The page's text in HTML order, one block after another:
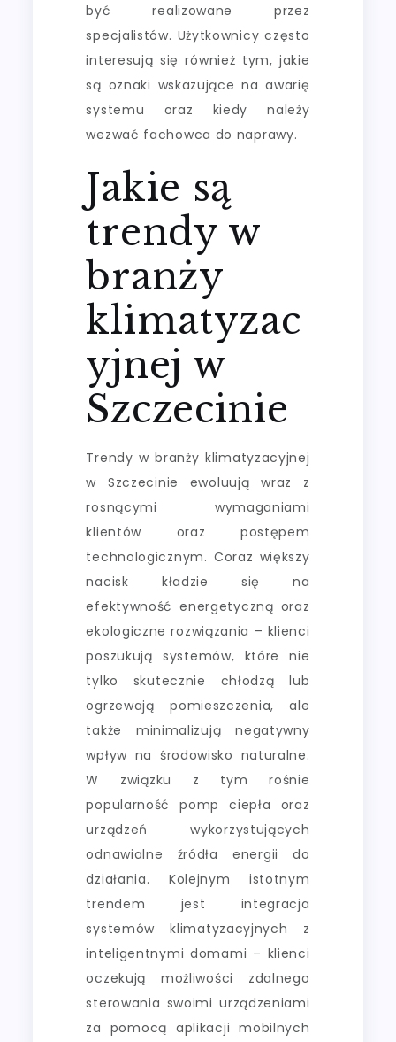
być realizowane przez
specjalistów. Użytkownicy często
interesują się również tym, jakie
są oznaki wskazujące na awarię
systemu oraz kiedy należy
wezwać fachowca do naprawy.
Jakie są
trendy w
branży
klimatyzac
yjnej w
Szczecinie
Trendy w branży klimatyzacyjnej
w Szczecinie ewoluują wraz z
rosnącymi wymaganiami
klientów oraz postępem
technologicznym. Coraz większy
nacisk kładzie się na
efektywność energetyczną oraz
ekologiczne rozwiązania – klienci
poszukują systemów, które nie
tylko skutecznie chłodzą lub
ogrzewają pomieszczenia, ale
także minimalizują negatywny
wpływ na środowisko naturalne.
W związku z tym rośnie
popularność pomp ciepła oraz
urządzeń wykorzystujących
odnawialne źródła energii do
działania. Kolejnym istotnym
trendem jest integracja
systemów klimatyzacyjnych z
inteligentnymi domami – klienci
oczekują możliwości zdalnego
sterowania swoimi urządzeniami
za pomocą aplikacji mobilnych